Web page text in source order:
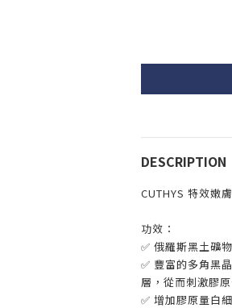
DESCRIPTION
CUTHYS 特效嫩
功效：
✅ 俄羅斯黑土礦
✅ 豐富的多角黑
層，從而刺激膠
✅ 增加膠原量白